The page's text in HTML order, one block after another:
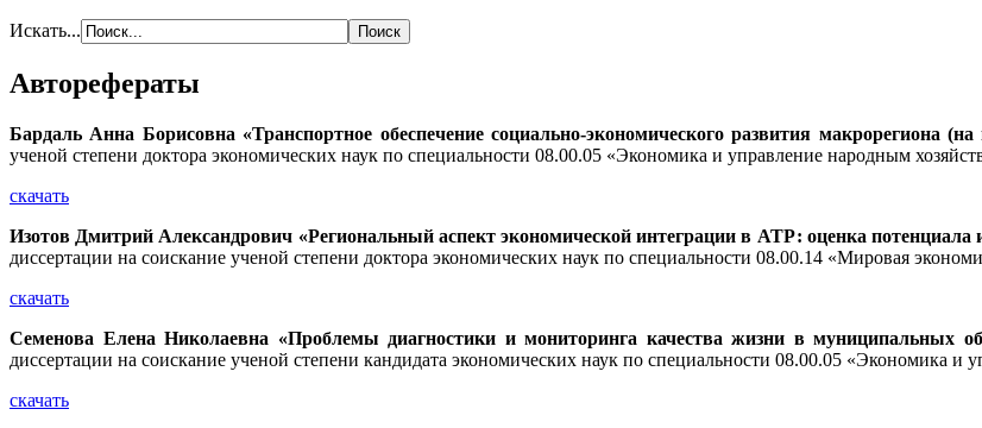
Искать...
Авторефераты
Бардаль Анна Борисовна «Транспортное обеспечение социально-экономического развития макрорегиона
ученой степени доктора экономических наук по специальности 08.00.05 «Экономика и управление народным
скачать
Изотов Дмитрий Александрович «Региональный аспект экономической интеграции в АТР: оценка потенциала
диссертации на соискание ученой степени доктора экономических наук по специальности 08.00.14 «Мировая
скачать
Семенова Елена Николаевна «Проблемы диагностики и мониторинга качества жизни в муниципальных
диссертации на соискание ученой степени кандидата экономических наук по специальности 08.00.05 «Экономика и
скачать